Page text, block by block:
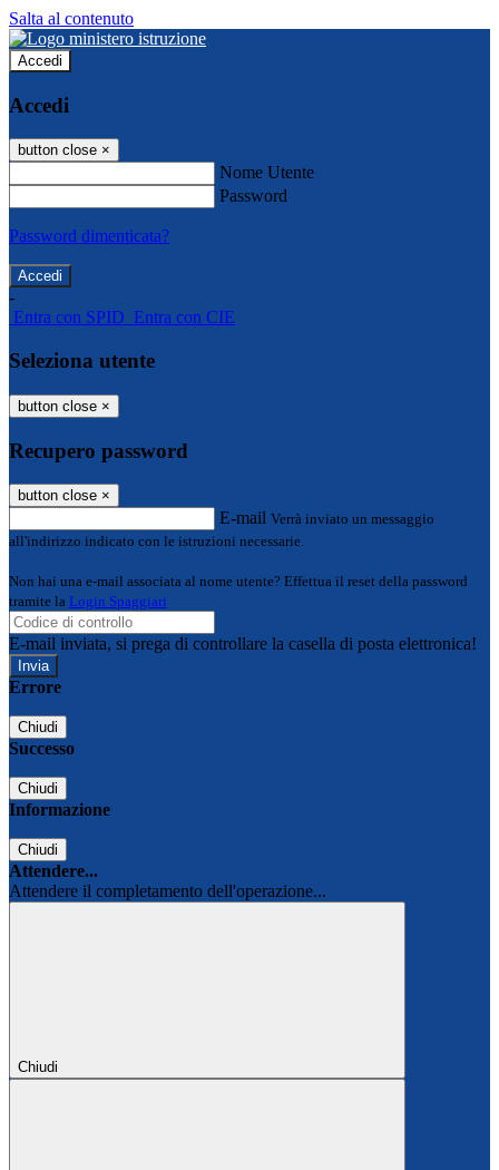
Salta al contenuto
Accedi
Accedi
button close ×
Nome Utente
Password
Password dimenticata?
-
Entra con SPID Entra con CIE
Seleziona utente
button close ×
Recupero password
button close ×
E-mail Verrà inviato un messaggio
all'indirizzo indicato con le istruzioni necessarie.
Non hai una e-mail associata al nome utente? Effettua il reset della password
tramite la Login Spaggiari
E-mail inviata, si prega di controllare la casella di posta elettronica!
Errore
Chiudi
Successo
Chiudi
Informazione
Chiudi
Attendere...
Attendere il completamento dell'operazione...
Chiudi